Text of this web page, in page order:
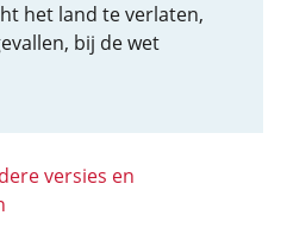
het land te verlaten,
bij de wet
versies en